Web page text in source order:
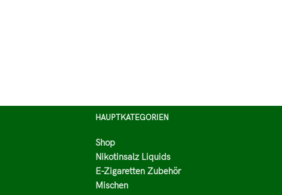
HAUPTKATEGORIEN
Shop
Nikotinsalz Liquids
E-Zigaretten Zubehör
Mischen